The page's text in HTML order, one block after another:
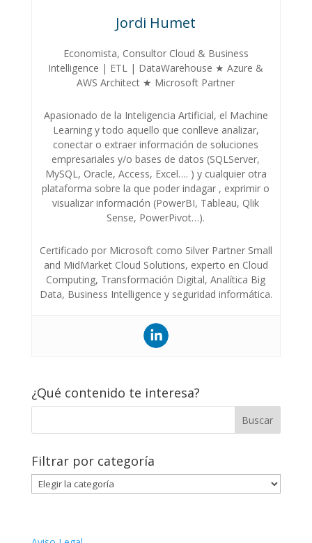
Jordi Humet
Economista, Consultor Cloud & Business
Intelligence | ETL | DataWarehouse ★ Azure &
AWS Architect ★ Microsoft Partner
Apasionado de la Inteligencia Artificial, el Machine
Learning y todo aquello que conlleve analizar,
conectar o extraer información de soluciones
empresariales y/o bases de datos (SQLServer,
MySQL, Oracle, Access, Excel…. ) y cualquier otra
plataforma sobre la que poder indagar , exprimir o
visualizar información (PowerBI, Tableau, Qlik
Sense, PowerPivot…).
Certificado por Microsoft como Silver Partner Small
and MidMarket Cloud Solutions, experto en Cloud
Computing, Transformación Digital, Analítica Big
Data, Business Intelligence y seguridad informática.
¿Qué contenido te interesa?
Filtrar por categoría
Filtrar
por